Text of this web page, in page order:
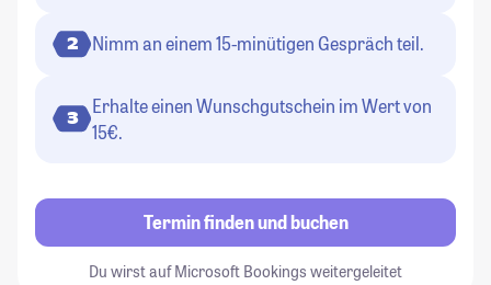
2 Nimm an einem 15-minütigen Gespräch teil.
3
Erhalte einen Wunschgutschein im Wert von
15€.
Termin finden und buchen
Du wirst auf Microsoft Bookings weitergeleitet